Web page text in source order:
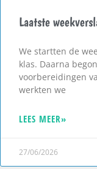
Laatste
We startten de
klas. Daarna
voorbereidingen
werkten we
LEES MEER»
27/06/2026